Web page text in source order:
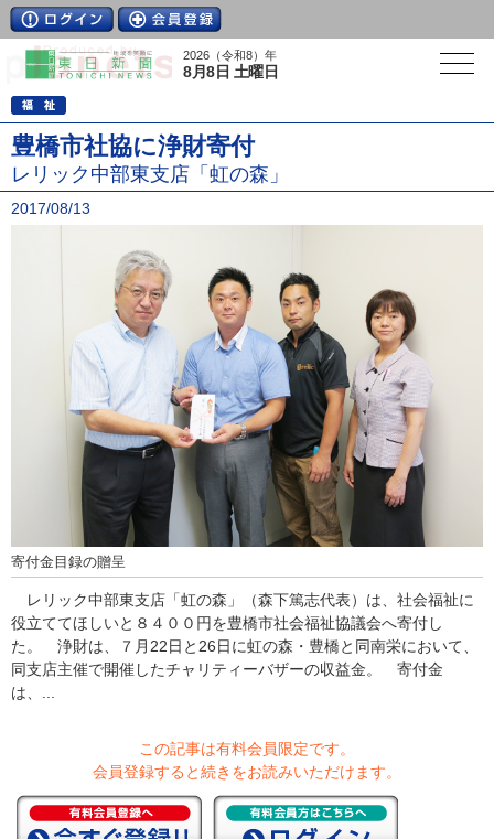
2026（令和8）年
8月8日 土曜日
豊橋市社協に浄財寄付
レリック中部東支店「虹の森」
2017/08/13
寄付金目録の贈呈
レリック中部東支店「虹の森」（森下篤志代表）は、社会福祉に
役立ててほしいと８４００円を豊橋市社会福祉協議会へ寄付し
た。 浄財は、７月22日と26日に虹の森・豊橋と同南栄において、
同支店主催で開催したチャリティーバザーの収益金。 寄付金
は、...
この記事は有料会員限定です。
会員登録すると続きをお読みいただけます。